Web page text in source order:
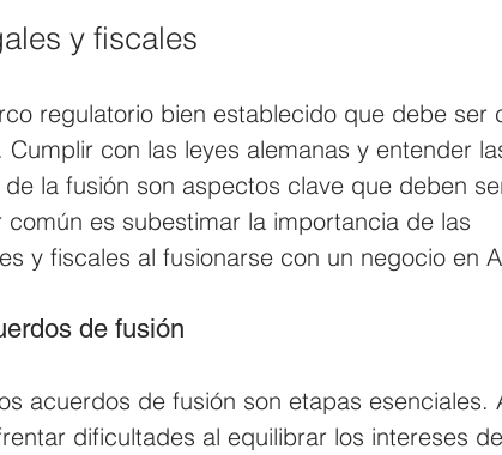
y fiscales
regulatorio bien establecido que debe ser
con las leyes alemanas y entender
la fusión son aspectos clave que deben
es subestimar la importancia de las
y fiscales al fusionarse con un negocio en
de fusión
acuerdos de fusión son etapas esenciales.
dificultades al equilibrar los intereses